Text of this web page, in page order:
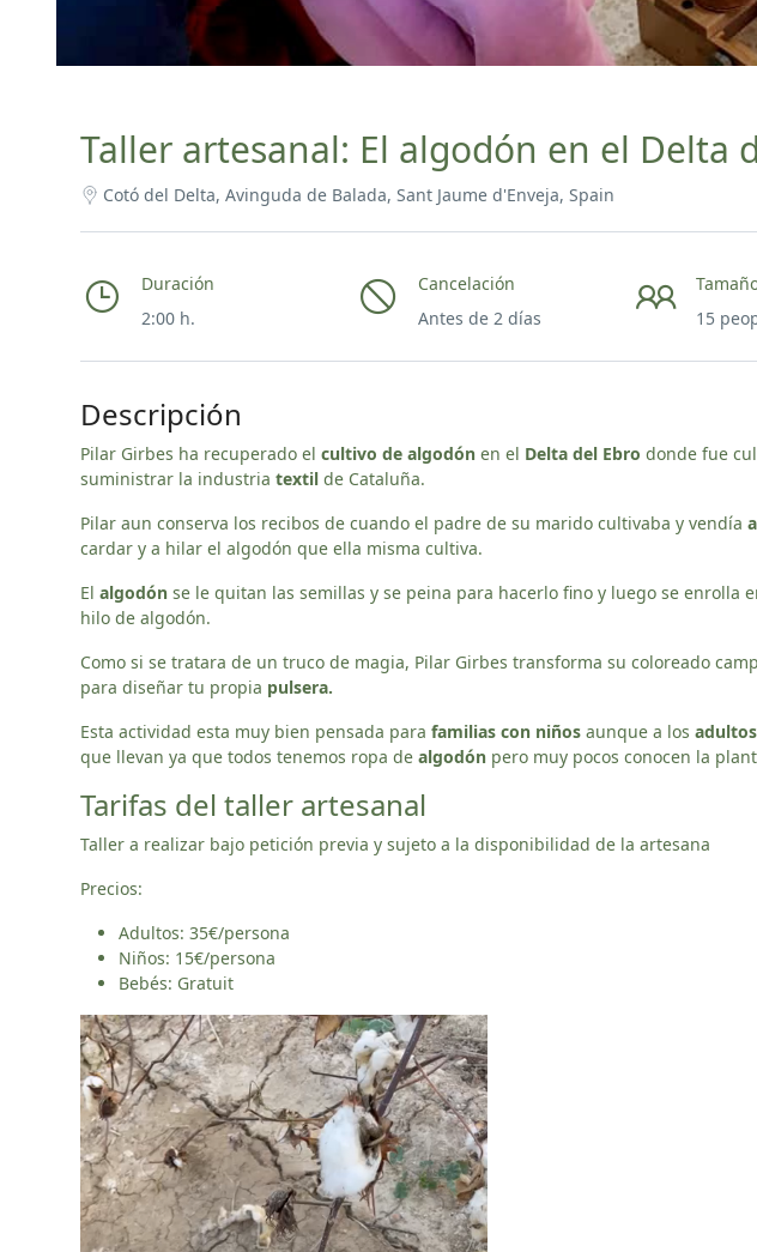
Taller artesanal: El algodón en el Delta
Cotó del Delta, Avinguda de Balada, Sant Jaume d'Enveja, Spain
Duración
2:00 h.
Cancelación
Antes de 2 días
15
Descripción
Pilar Girbes ha recuperado el cultivo de algodón en el Delta del Ebro donde fue
suministrar la industria textil de Cataluña.
Pilar aun conserva los recibos de cuando el padre de su marido cultivaba y vendía
cardar y a hilar el algodón que ella misma cultiva.
El algodón se le quitan las semillas y se peina para hacerlo fino y luego se enrolla
hilo de algodón.
Como si se tratara de un truco de magia, Pilar Girbes transforma su coloreado
para diseñar tu propia pulsera.
Esta actividad esta muy bien pensada para familias con niños aunque a los adultos
que llevan ya que todos tenemos ropa de algodón pero muy pocos conocen la
Tarifas del taller artesanal
Taller a realizar bajo petición previa y sujeto a la disponibilidad de la artesana
Precios:
Adultos: 35€/persona
Niños: 15€/persona
Bebés: Gratuit
Reproductor
de
vídeo